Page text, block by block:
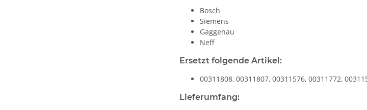
Bosch
Siemens
Gaggenau
Neff
Ersetzt folgende Artikel:
00311808, 00311807, 00311576, 00311772,
Lieferumfang: